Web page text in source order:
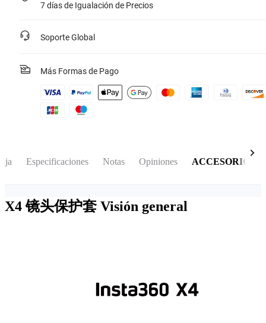
7 días de Igualación de Precios
Soporte Global
Más Formas de Pago
Especificaciones Notas Opiniones ACCESORIOS
X4 镜头保护套Visión general